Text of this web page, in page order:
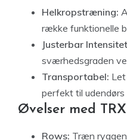
Helkropstræning:
række funktionelle
Justerbar
sværhedsgraden
Transportabel:
perfekt til
Øvelser med TRX
Rows: Træn